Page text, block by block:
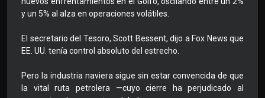
y un 5% al alza en operaciones volátiles.
El secretario del Tesoro, Scott Bessent, dijo a Fox News que
EE. UU. tenía control absoluto del estrecho.
Pero la industria naviera sigue sin estar convencida de que
la vital ruta petrolera —cuyo cierre ha perjudicado al